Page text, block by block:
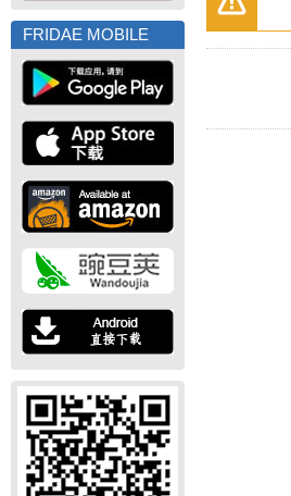
FRIDAE MOBILE